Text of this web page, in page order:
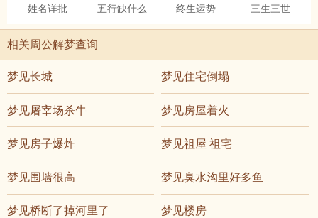
姓名详批 五行缺什么 终生运势 三生三世
相关周公解梦查询
梦见长城 梦见住宅倒塌
梦见屠宰场杀牛 梦见房屋着火
梦见房子爆炸 梦见祖屋 祖宅
梦见围墙很高 梦见臭水沟里好多鱼
梦见桥断了掉河里了 梦见楼房